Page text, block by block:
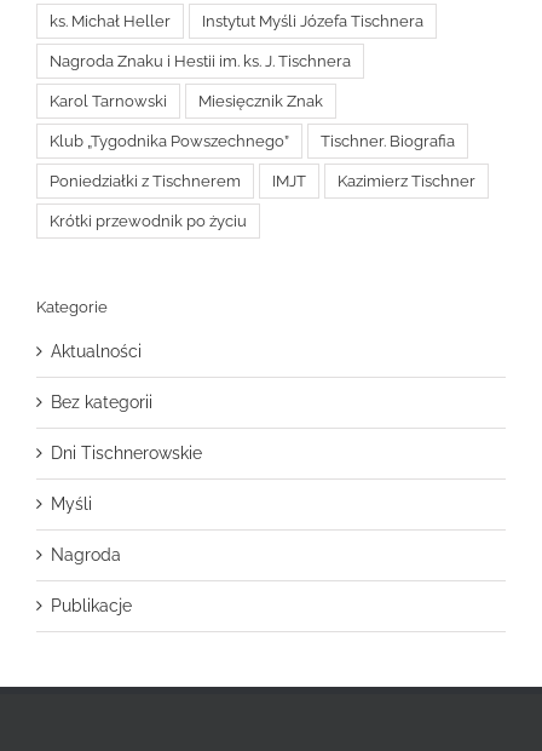
ks. Michał Heller Instytut Myśli Józefa Tischnera
Nagroda Znaku i Hestii im. ks. J. Tischnera
Karol Tarnowski Miesięcznik Znak
Klub „Tygodnika Powszechnego” Tischner. Biografia
Poniedziałki z Tischnerem IMJT Kazimierz Tischner
Krótki przewodnik po życiu
Kategorie
Aktualności
Bez kategorii
Dni Tischnerowskie
Myśli
Nagroda
Publikacje